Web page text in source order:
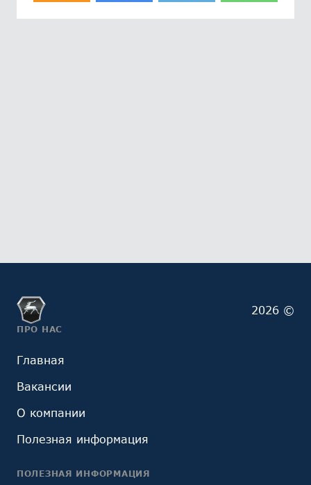
2026 ©
ПРО НАС
Главная
Вакансии
О компании
Полезная информация
ПОЛЕЗНАЯ ИНФОРМАЦИЯ